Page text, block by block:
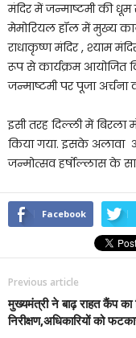
मंदिर में जन्माष्टमी की धूम
मेमोरियल हॉल में मुख्य
राधाकृष्ण मंदिर , श्याम
रूप से कार्यक्रम आयोजित
जन्माष्टमी पर पूजा अर्चना
इसी तरह दिल्ली में
किया गया. इसके अलावा
जन्मोत्सव हर्षोल्लास के
Facebook
Previous article
मुख्यमंत्री ने बाढ़ राहत कैंप का
निरीक्षण,अधिकारियों को